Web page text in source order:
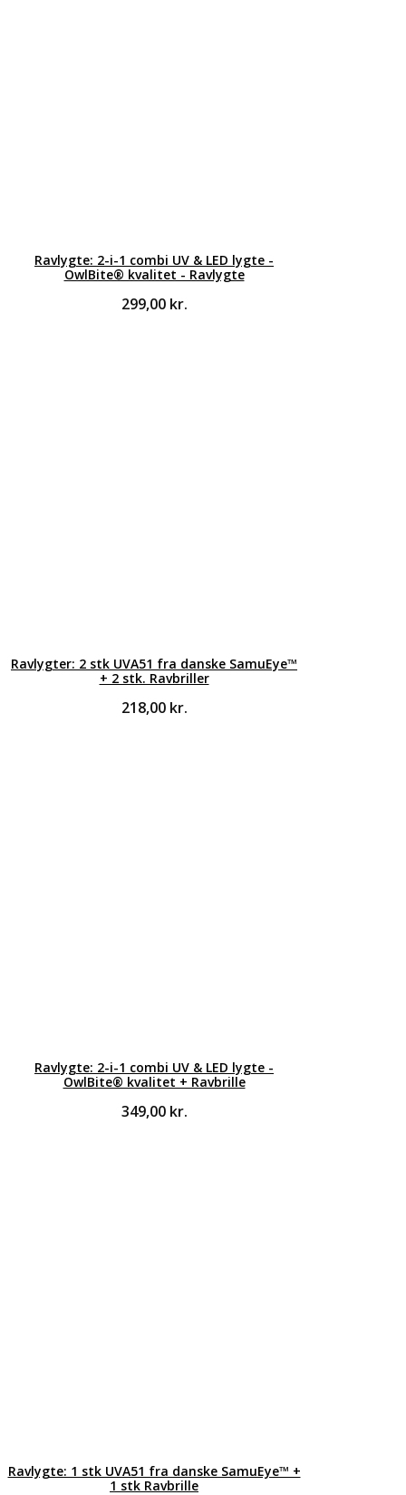
Ravlygte: 2-i-1 combi UV & LED lygte -
OwlBite® kvalitet - Ravlygte
299,00 kr.
Ravlygter: 2 stk UVA51 fra danske SamuEye™
+ 2 stk. Ravbriller
218,00 kr.
Ravlygte: 2-i-1 combi UV & LED lygte -
OwlBite® kvalitet + Ravbrille
349,00 kr.
Ravlygte: 1 stk UVA51 fra danske SamuEye™ +
1 stk Ravbrille